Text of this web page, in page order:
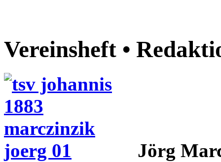
Vereinsheft •
Jörg